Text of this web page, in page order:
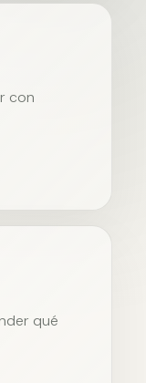
con
qué